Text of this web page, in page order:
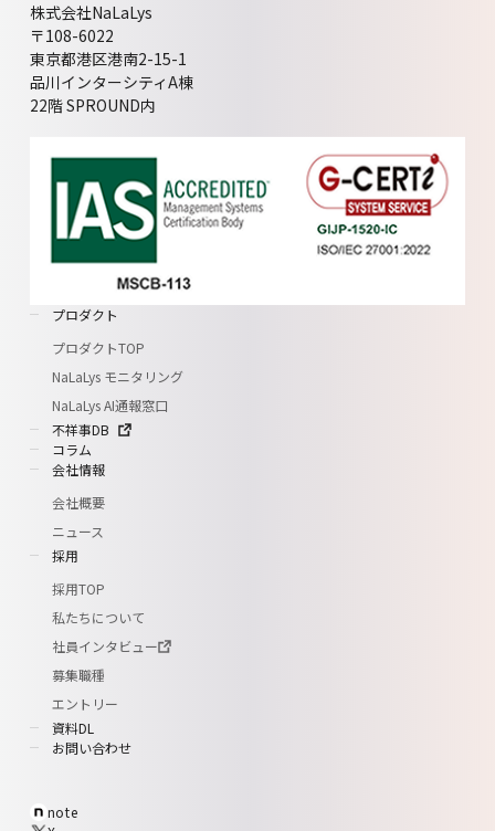
株式会社NaLaLys
〒108-6022
東京都港区港南2-15-1
品川インターシティA棟
22階 SPROUND内
プロダクト
プロダクトTOP
NaLaLys モニタリング
NaLaLys AI通報窓口
不祥事DB
コラム
会社情報
会社概要
ニュース
採用
採用TOP
私たちについて
社員インタビュー
募集職種
エントリー
資料DL
お問い合わせ
note